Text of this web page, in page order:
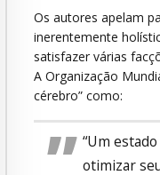
Os autores apelam
inerentemente
satisfazer várias
A Organização
cérebro” como:
“Um
otimizar